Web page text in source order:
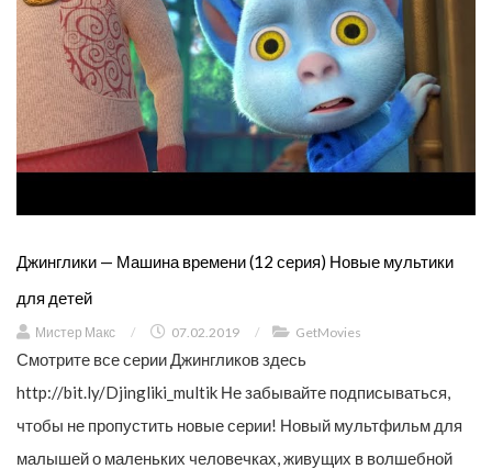
Джинглики — Машина времени (12 серия) Новые мультики
для детей
Мистер Макс / 07.02.2019 / GetMovies
Смотрите все серии Джингликов здесь
http://bit.ly/Djingliki_multik Не забывайте подписываться,
чтобы не пропустить новые серии! Новый мультфильм для
малышей о маленьких человечках, живущих в волшебной